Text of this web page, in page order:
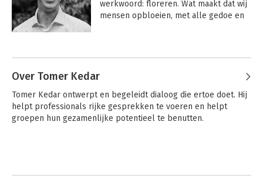
werkwoord: floreren. Wat maakt dat wij
mensen opbloeien, met alle gedoe en
gebied van positieve
inzichten uit de wetenschap naar de
praktijk. Zo zet hij Appreciative Inquiry
in bij organisatieverandering, traint hij
Over Tomer Kedar
Tomer Kedar ontwerpt en begeleidt dialoog die ertoe doet. Hij
helpt professionals rijke gesprekken te voeren en helpt
groepen hun gezamenlijke potentieel te benutten.